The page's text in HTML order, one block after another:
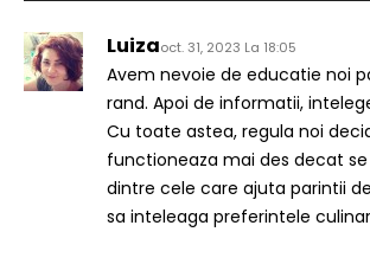
Luizaoct. 31, 2023 La 18:05
Avem nevoie de educatie noi
rand. Apoi de informatii,
Cu toate astea, regula noi
functioneaza mai des decat
dintre cele care ajuta parintii
sa inteleaga preferintele